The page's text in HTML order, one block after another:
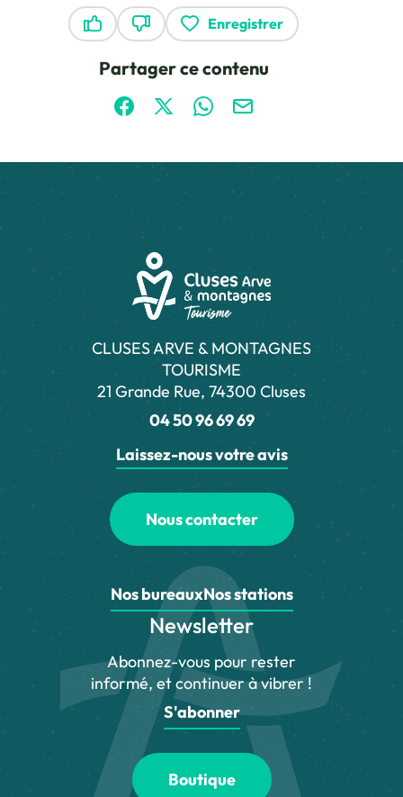
Enregistrer
Partager ce contenu
Partager sur Facebook (nouvelle fenêtre)
Partager sur X / Twitter (nouvelle
Partager sur WhatsApp
Partager par mail
CLUSES ARVE & MONTAGNES
TOURISME
21 Grande Rue, 74300 Cluses
04 50 96 69 69
Laissez-nous votre avis
Nous contacter
Nos bureauxNos stations
Newsletter
Abonnez-vous pour rester
informé, et continuer à vibrer !
S'abonner
Boutique